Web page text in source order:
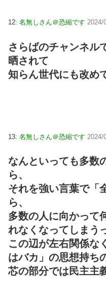
12: 名無しさん＠恐縮です 2024/
さらばのチャンネル
晒されて
知らん世代にも改め
13: 名無しさん＠恐縮です 2024/
なんといっても多数
ら、
それを強い言葉で「
ら、
多数の人に向かって
れなくなってしまう
この辺が左右関係な
はバカ」の思想持ち
芯の部分では民主主